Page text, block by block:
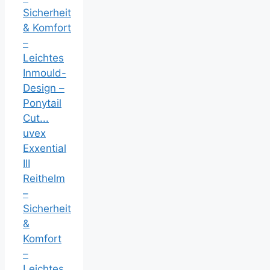
uvex
Exxential
III
Reithelm
–
Sicherheit
&
Komfort
–